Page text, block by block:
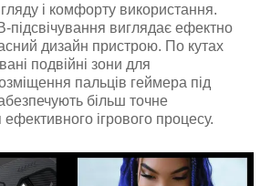
і комфорту використання.
підсвічування виглядає ефектно
дизайн пристрою. По кутах
подвійні зони для
пальців геймера під
більш точне
ігрового процесу.